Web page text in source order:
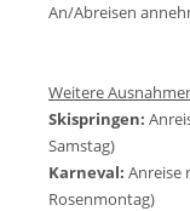
An/Abreisen
Weitere
Skispringen:
Samstag)
Karneval: Anreise
Rosenmontag)